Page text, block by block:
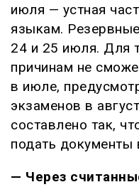
июля — устная
языкам.
24 и 25 июля. Для
причинам не
в июле,
экзаменов в
составлено так,
подать документы
— Через